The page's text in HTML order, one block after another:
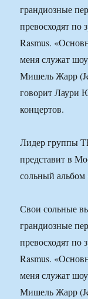
грандиозные
превосходят по
Rasmus.
меня служат
Мишель Жарр
говорит Лаури
концертов.
Лидер группы
представит в
сольный
Свои сольные
грандиозные
превосходят по
Rasmus.
меня служат
Мишель Жарр